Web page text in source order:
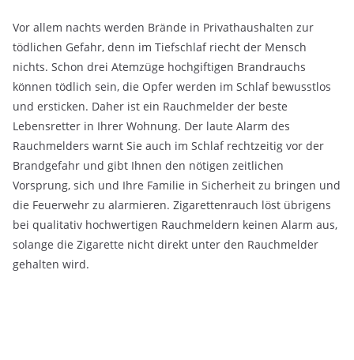
Vor allem nachts werden Brände in Privathaushalten zur
tödlichen Gefahr, denn im Tiefschlaf riecht der Mensch
nichts. Schon drei Atemzüge hochgiftigen Brandrauchs
können tödlich sein, die Opfer werden im Schlaf bewusstlos
und ersticken. Daher ist ein Rauchmelder der beste
Lebensretter in Ihrer Wohnung. Der laute Alarm des
Rauchmelders warnt Sie auch im Schlaf rechtzeitig vor der
Brandgefahr und gibt Ihnen den nötigen zeitlichen
Vorsprung, sich und Ihre Familie in Sicherheit zu bringen und
die Feuerwehr zu alarmieren. Zigarettenrauch löst übrigens
bei qualitativ hochwertigen Rauchmeldern keinen Alarm aus,
solange die Zigarette nicht direkt unter den Rauchmelder
gehalten wird.